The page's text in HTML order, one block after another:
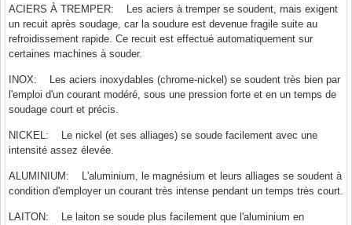
ACIERS À TREMPER: Les aciers à tremper se soudent, mais exigent
un recuit après soudage, car la soudure est devenue fragile suite au
refroidissement rapide. Ce recuit est effectué automatiquement sur
certaines machines à souder.
INOX: Les aciers inoxydables (chrome-nickel) se soudent très bien par
l'emploi d'un courant modéré, sous une pression forte et en un temps de
soudage court et précis.
NICKEL: Le nickel (et ses alliages) se soude facilement avec une
intensité assez élevée.
ALUMINIUM: L'aluminium, le magnésium et leurs alliages se soudent à
condition d'employer un courant très intense pendant un temps très court.
LAITON: Le laiton se soude plus facilement que l'aluminium en